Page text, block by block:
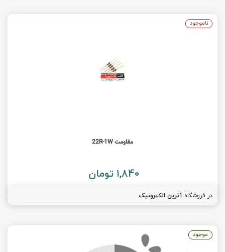
مقاومت 22R-1W
1,840 تومان
در فروشگاه آترین الکترونیک
ناموجود
موجود